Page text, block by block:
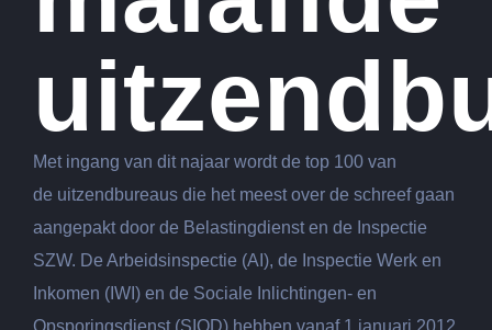
Met ingang van dit najaar wordt de top 100 van
de uitzendbureaus die het meest over de schreef gaan
aangepakt door de Belastingdienst en de Inspectie
SZW. De Arbeidsinspectie (AI), de Inspectie Werk en
Inkomen (IWI) en de Sociale Inlichtingen- en
Opsporingsdienst (SIOD) hebben vanaf 1 januari 2012